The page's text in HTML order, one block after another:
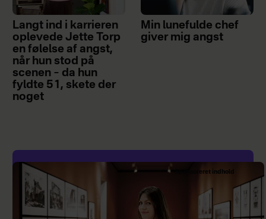
1.600 kr.
Trøstepræmier
De fire finalister, som ikke vinder
prisen, får hver en gavecheck fra
Hjemmet på 2.000 kr. samt lækker
Langt ind i karrieren
oplevede Jette Torp
en følelse af angst,
når hun stod på
scenen – da hun
fyldte 51, skete der
noget
Min lunefulde chef
giver mig angst
Sponsoreret indhold